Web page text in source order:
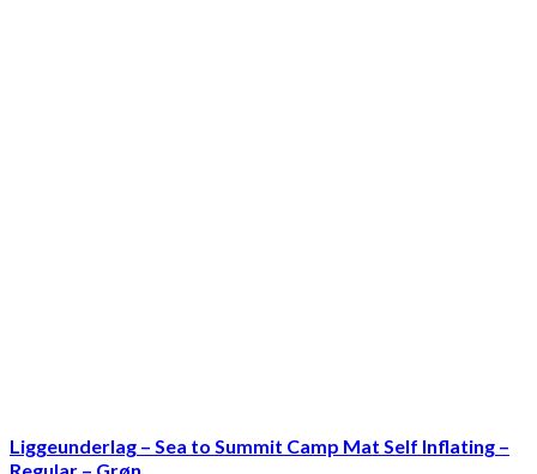
Liggeunderlag – Sea to Summit Camp Mat Self Inflating –